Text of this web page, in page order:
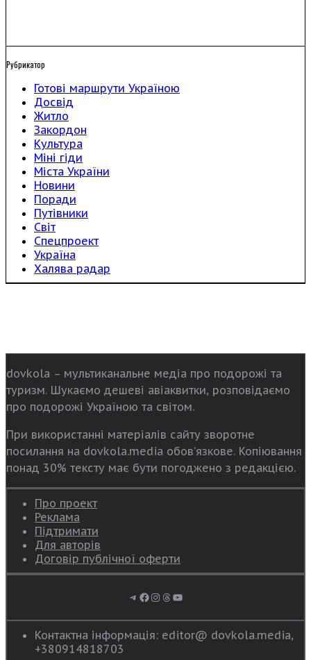
Рубрикатор
Готові маршрути Україною
Досвід
Житло
Закордон
Культура
Міні гіди
Міста України
Новини
Поради
Путівники
Світ
Спецпроект
Україна
Халява радар
dovkola – мультиканальне медіа про подорожі та
туризм. Шукаємо дешеві авіаквитки, розповідаємо
про подорожі Україною та світом.
При використанні матеріалів сайту зворотне
посилання на dovkola.media обов’язкове. Копіювання
понад 30% тексту має бути погоджено з редакцією.
Про проект
Реклама
Підтримати
Для авторів
Договір публічної оферти
Telegram
Facebook
Instagram
Threads
YouTube
Контактна інформація: editor@ dovkola.media,
+380914818703